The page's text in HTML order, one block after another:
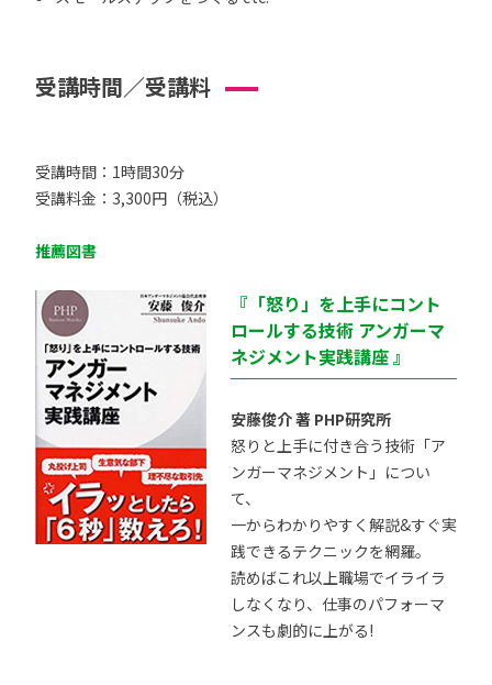
受講時間／受講料
受講時間：1時間30分
受講料金：3,300円（税込）
推薦図書
『「怒り」を上手にコント
ロールする技術 アンガーマ
ネジメント実践講座 』
安藤俊介 著 PHP研究所
怒りと上手に付き合う技術「ア
ンガーマネジメント」につい
て、
一からわかりやすく解説&すぐ実
践できるテクニックを網羅。
読めばこれ以上職場でイライラ
しなくなり、仕事のパフォーマ
ンスも劇的に上がる!